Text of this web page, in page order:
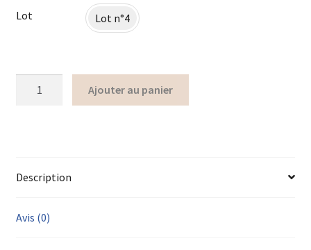
Lot Lot n°4
Ajouter au panier
Description
Avis (0)